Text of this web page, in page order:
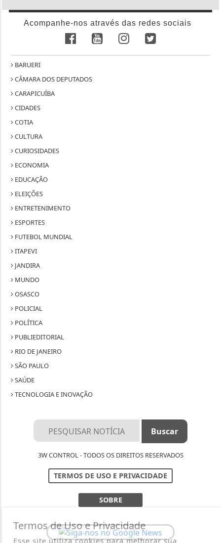
Acompanhe-nos através das redes sociais
BARUERI
CÂMARA DOS DEPUTADOS
CARAPICUÍBA
CIDADES
COTIA
CULTURA
CURIOSIDADES
ECONOMIA
EDUCAÇÃO
ELEIÇÕES
ENTRETENIMENTO
ESPORTES
FUTEBOL MUNDIAL
ITAPEVI
JANDIRA
MUNDO
OSASCO
POLICIAL
POLÍTICA
PUBLIEDITORIAL
RIO DE JANEIRO
SÃO PAULO
SAÚDE
TECNOLOGIA E INOVAÇÃO
3W CONTROL - TODOS OS DIREITOS RESERVADOS
TERMOS DE USO E PRIVACIDADE
SOBRE
Termos de Uso e Privacidade
Esse site utiliza cookies para melhorar sua